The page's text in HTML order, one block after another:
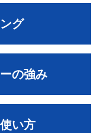
グ
の強み
い方